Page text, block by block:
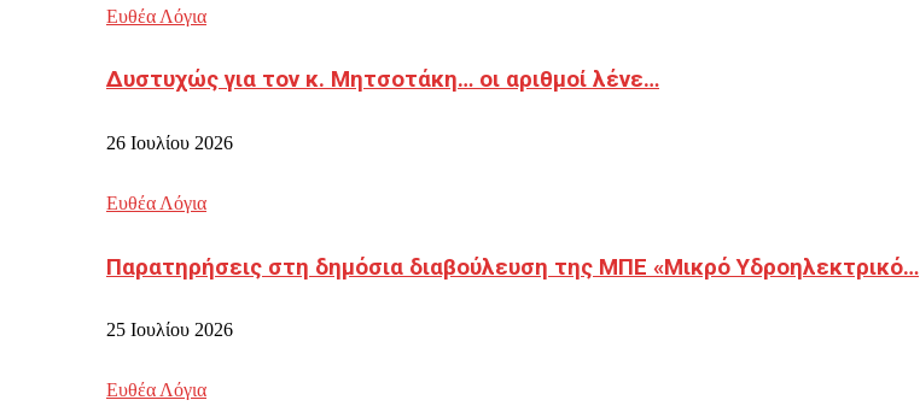
Ευθέα Λόγια
Δυστυχώς για τον κ. Μητσοτάκη… οι αριθμοί λένε…
26 Ιουλίου 2026
Ευθέα Λόγια
Παρατηρήσεις στη δημόσια διαβούλευση της ΜΠΕ «Μικρό Υδροηλεκτρικό…
25 Ιουλίου 2026
Ευθέα Λόγια